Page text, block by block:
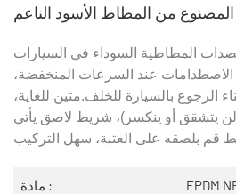
من المطاط الأسود الناعم
المطاطية السوداء في السيارات
عند السرعات المنخفضة،
الرجوع بالسيارة للخلف.متين للغاية،
(لن يتشقق أو ينكسر)، شريط لاصق يأتي
مادة : EPDM